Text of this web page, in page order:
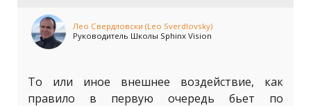
Лео Свердловски (Leo Sverdlovsky)
Руководитель Школы Sphinx Vision
То или иное внешнее воздействие, как
правило в первую очередь бьет по